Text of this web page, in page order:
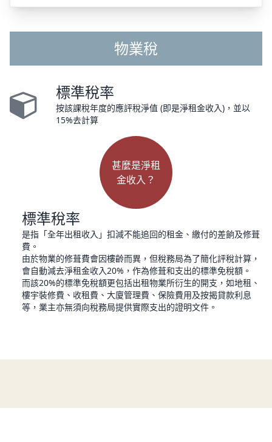
物業稅
標準稅率
按該課稅年度的應評稅淨值 (即是淨租金收入)，並以
15%去計算
甚麼是淨租
金收入？
標準稅率
是指「全年出租收入」扣減不能追回的租金、繳付的差餉及修葺
費。
由於物業的修葺費會因樓齡而異，但稅務局為了簡化評稅計算，
會自動減去淨租金收入20%，作為修葺和支出的標準免稅額。
而該20%的標準免稅額更包括出租物業所衍生的開支，如地租、
樓宇裝修費、收租費、大廈管理費、保險費用及按揭貸款利息
等，業主亦無須向稅務局提供實際支出的證明文件。